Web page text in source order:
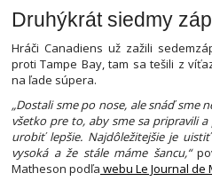
Druhýkrát siedmy
Hráči Canadiens už zažili
proti Tampe Bay, tam sa tešili z
na ľade súpera.
„Dostali sme po nose, ale snáď sme
všetko pre to, aby sme sa pripravili
urobiť lepšie. Najdôležitejšie je
vysoká a že stále máme šancu,“
Matheson podľa webu Le Journal de